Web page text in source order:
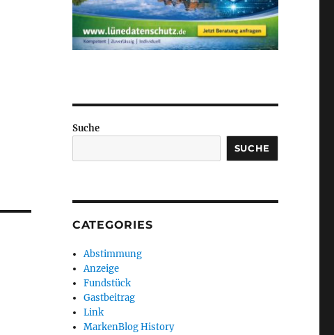
Suche
SUCHE
CATEGORIES
Abstimmung
Anzeige
Fundstück
Gastbeitrag
Link
MarkenBlog History